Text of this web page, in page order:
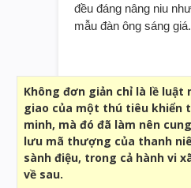
đều đáng nâng niu
mẫu đàn ông sáng giá.
Không đơn giản chỉ là lề luật
giao của một thú tiêu khiển
minh, mà đó đã làm nên
lưu mã thượng của thanh
sành điệu, trong cả hành vi
về sau.